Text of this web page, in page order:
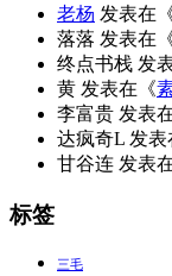
老杨 发表在
落落 发表在
终点书栈 发
黄 发表在《
李富贵 发表
达疯奇L 发表
甘谷连 发表
标签
三毛